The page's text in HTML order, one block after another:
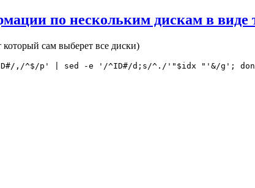
по нескольким дискам в виде
сам выберет все диски)
p' | sed -e '/^ID#/d;s/^./'"$idx "'&/g'; done |